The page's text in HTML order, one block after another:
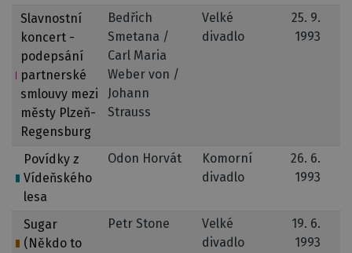
Slavnostní
koncert -
podepsání
partnerské
smlouvy mezi
městy Plzeň-
Regensburg
Bedřich
Smetana /
Carl Maria
Weber von /
Johann
Strauss
Velké
divadlo
25. 9.
1993
Povídky z
Vídeňského
lesa
Odon Horvát
Komorní
divadlo
26. 6.
1993
Sugar
(Někdo to
Petr Stone
Velké
divadlo
19. 6.
1993